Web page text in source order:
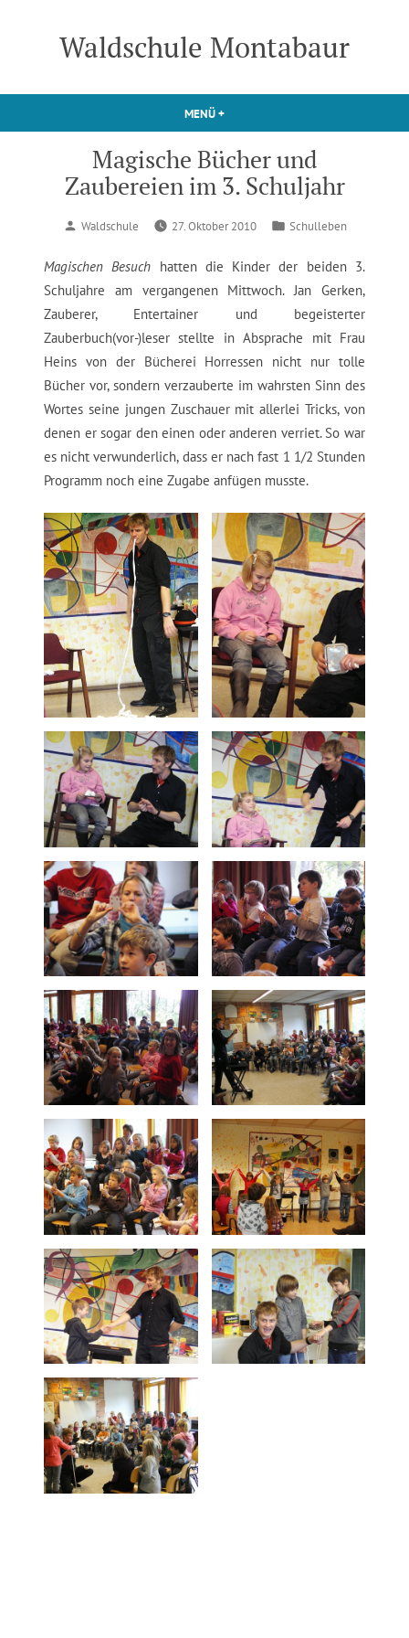
Waldschule Montabaur
MENÜ+
Magische Bücher und
Zaubereien im 3. Schuljahr
Verfasst
Waldschule 27. Oktober 2010
Veröffentlicht
Schulleben
Magischen Besuch hatten die Kinder der beiden 3.
Schuljahre am vergangenen Mittwoch. Jan Gerken,
Zauberer, Entertainer und begeisterter
Zauberbuch(vor-)leser stellte in Absprache mit Frau
Heins von der Bücherei Horressen nicht nur tolle
Bücher vor, sondern verzauberte im wahrsten Sinn des
Wortes seine jungen Zuschauer mit allerlei Tricks, von
denen er sogar den einen oder anderen verriet. So war
es nicht verwunderlich, dass er nach fast 1 1/2 Stunden
Programm noch eine Zugabe anfügen musste.